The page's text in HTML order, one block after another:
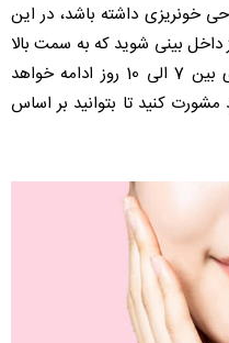
خونریزی داشته باشد، در این
بینی شوید که به سمت بالا
یا پایین می‌آید. این تجربه‌ی خونریزی بین 7 الی 10 روز ادامه خواهد
کنید تا بتوانید بر اساس